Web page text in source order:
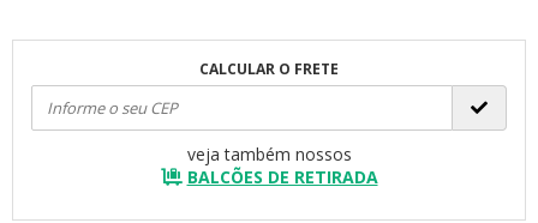
CALCULAR O FRETE
veja também nossos
BALCÕES DE RETIRADA